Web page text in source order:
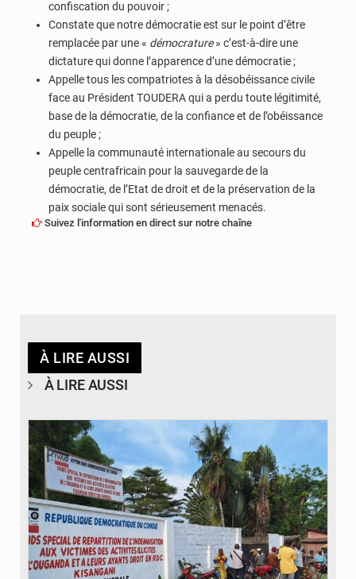
confiscation du pouvoir ;
Constate que notre démocratie est sur le point d’être
remplacée par une « démocrature» c’est-à-dire une
dictature qui donne l’apparence d’une démocratie ;
Appelle tous les compatriotes à la désobéissance civile
face au Président TOUDERA qui a perdu toute légitimité,
base de la démocratie, de la confiance et de l’obéissance
du peuple ;
Appelle la communauté internationale au secours du
peuple centrafricain pour la sauvegarde de la
démocratie, de l’Etat de droit et de la préservation de la
paix sociale qui sont sérieusement menacés.
Suivez l'information en direct sur notre chaîne
À LIRE AUSSI
À LIRE AUSSI